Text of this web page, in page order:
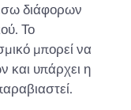
διάφορων
Το
μπορεί να
και υπάρχει η